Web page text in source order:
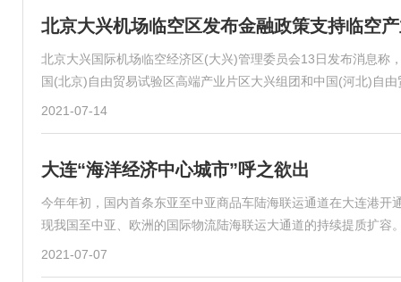
北京大兴机场临空区发布金融政策支持临空
北京大兴国际机场临空经济区(大兴)管理委员会13日发布消息称
国(北京)自由贸易试验区高端产业片区大兴组团和中国(河北)自
2021-07-14
大连“海洋经济中心城市”呼之欲出
今年年初，国内首条东亚至中亚商品车陆海联运通道在大连港
现我国至中亚、欧洲的国际物流陆海联运大通道的持续提质扩容
2021-07-07